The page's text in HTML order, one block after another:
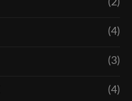
(2)
(4)
(3)
(4)